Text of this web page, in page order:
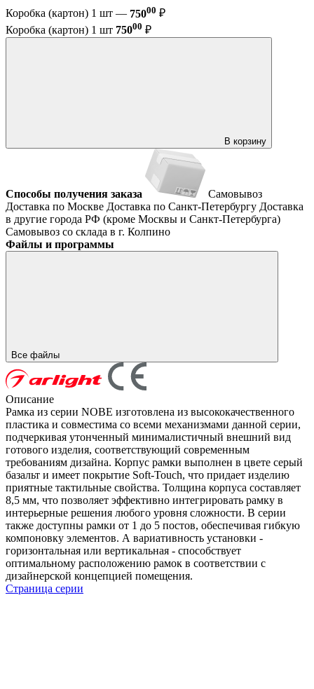
Коробка (картон) 1 шт — 75000 ₽
Коробка (картон) 1 шт 75000 ₽
В корзину
Способы получения заказа
Самовывоз
Доставка по Москве Доставка по Санкт-Петербургу Доставка
в другие города РФ (кроме Москвы и Санкт-Петербурга)
Самовывоз со склада в г. Колпино
Файлы и программы
Все файлы
Описание
Рамка из серии NOBE изготовлена из высококачественного
пластика и совместима со всеми механизмами данной серии,
подчеркивая утонченный минималистичный внешний вид
готового изделия, соответствующий современным
требованиям дизайна. Корпус рамки выполнен в цвете серый
базальт и имеет покрытие Soft-Touch, что придает изделию
приятные тактильные свойства. Толщина корпуса составляет
8,5 мм, что позволяет эффективно интегрировать рамку в
интерьерные решения любого уровня сложности. В серии
также доступны рамки от 1 до 5 постов, обеспечивая гибкую
компоновку элементов. А вариативность установки -
горизонтальная или вертикальная - способствует
оптимальному расположению рамок в соответствии с
дизайнерской концепцией помещения.
Страница серии